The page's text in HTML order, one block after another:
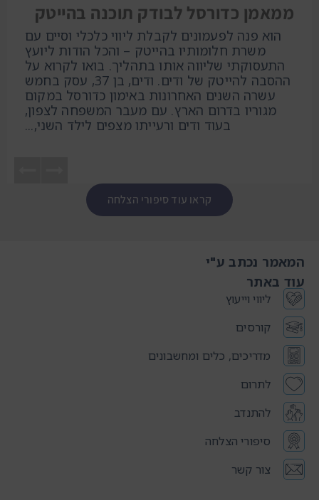
המאמר נכתב ע"י
עוד באתר
ליווי וייעוץ
קורסים
מדריכים, כלים ומחשבונים
לתרום
להתנדב
סיפורי הצלחה
צור קשר
ממאמן כדורסל לבודק תוכנה בהייטק
הוא פנה לפעמונים לקבלת ליווי כלכלי וסיים עם
משרת חלומותיו בהייטק – והכל הודות ליועץ
התעסוקתי שליווה אותו בתהליך. בואו לקרוא על
ההסבה להייטק של ודים. ודים, בן 37, עסק בחמש
עשרה השנים האחרונות באימון כדורסל במקום
מגוריו בדרום הארץ. עם מעבר המשפחה לצפון,
בעוד ודים ורעייתו מצפים לילד השני,...
קראו עוד סיפורי הצלחה